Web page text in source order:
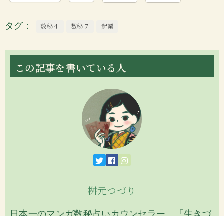
タグ 数秘４ 数秘７ 起業
この記事を書いている人
桝元つづり
日本一のマンガ数秘占いカウンセラー。「生きづ